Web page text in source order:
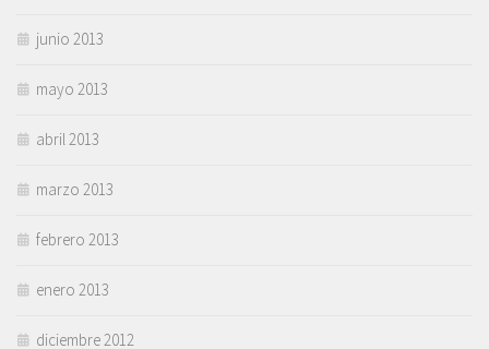
junio 2013
mayo 2013
abril 2013
marzo 2013
febrero 2013
enero 2013
diciembre 2012